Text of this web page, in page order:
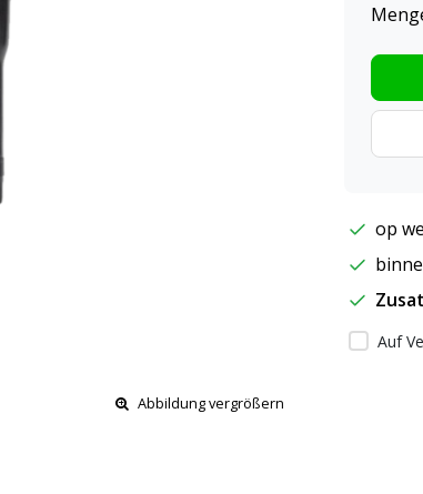
Abbildung vergrößern
op
Auf